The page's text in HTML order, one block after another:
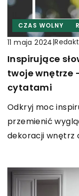
CZAS WOLNY
11 maja 2024|
Inspirujące
twoje wnętrze
cytatami
Odkryj moc
przemienić
dekoracji wnętrz